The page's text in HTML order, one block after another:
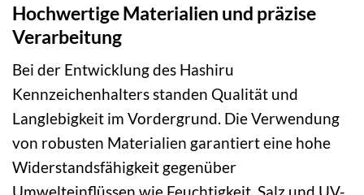
Hochwertige Materialien und präzise
Verarbeitung
Bei der Entwicklung des Hashiru
Kennzeichenhalters standen Qualität und
Langlebigkeit im Vordergrund. Die Verwendung
von robusten Materialien garantiert eine hohe
Widerstandsfähigkeit gegenüber